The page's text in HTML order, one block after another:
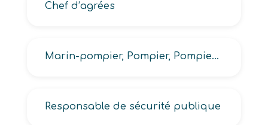
Chef d’agrées
Marin-pompier, Pompier, Pompier (industriel, technicien de l’air), Sapeur-pompier
Responsable de sécurité publique